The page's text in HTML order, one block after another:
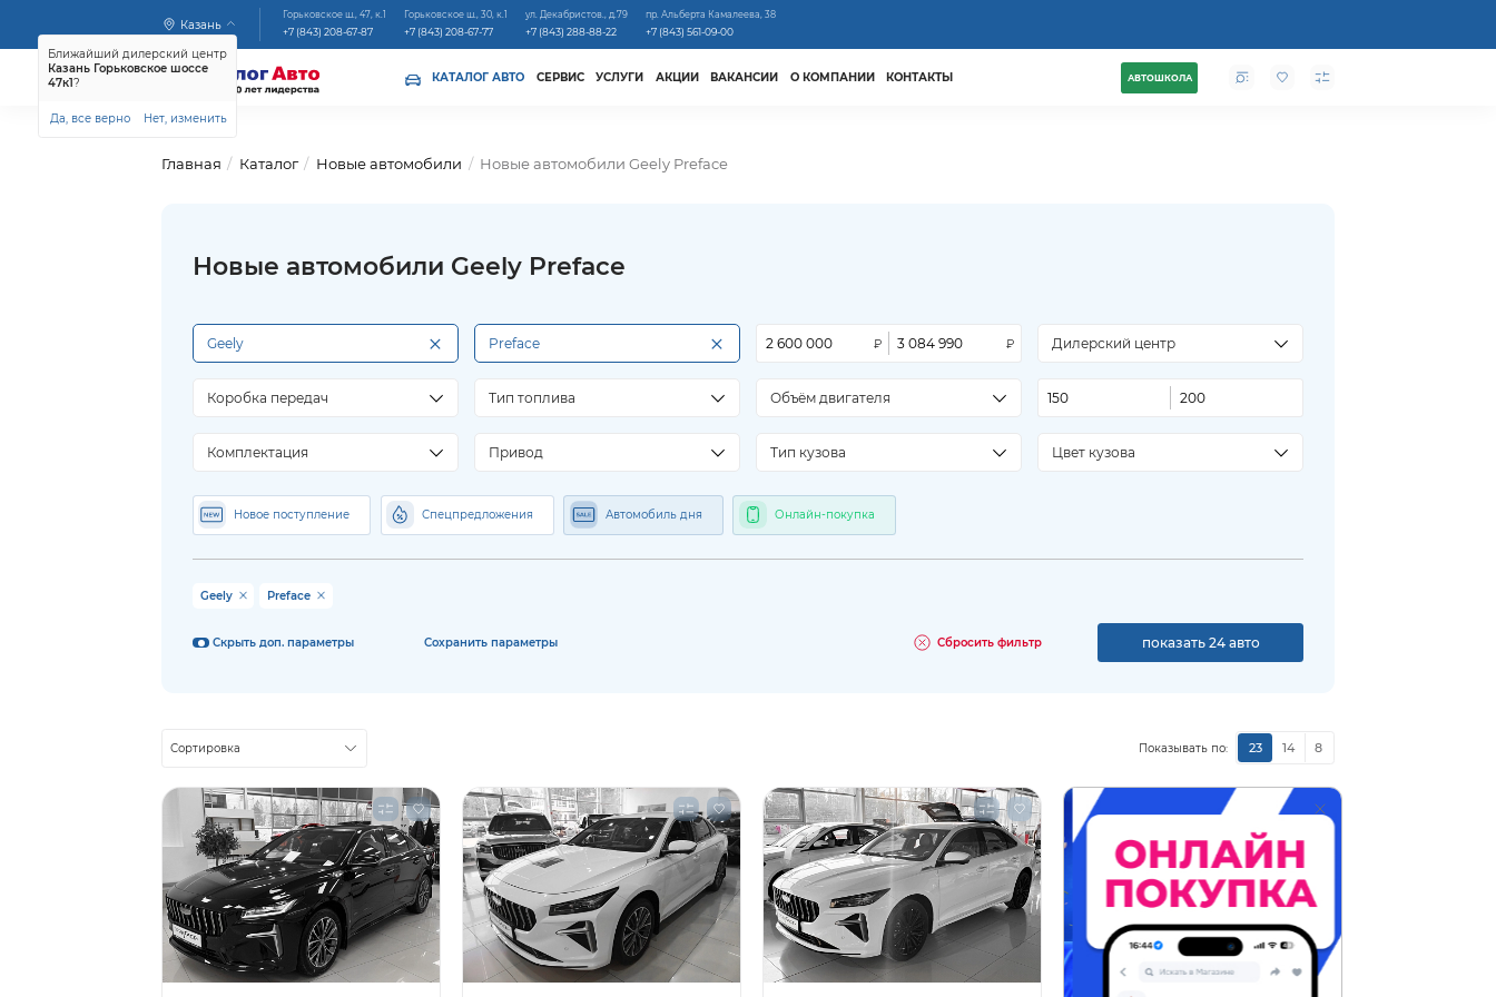
Казань
Ближайший дилерский центр
Казань Горьковское шоссе
47к1?
Да, все верно Нет, изменить
Горьковское ш., 47, к.1
+7 (843) 208-67-87
Горьковское ш., 30, к.1
+7 (843) 208-67-77
ул. Декабристов., д.79
+7 (843) 288-88-22
пр. Альберта Камалеева, 38
+7 (843) 561-09-00
КАТАЛОГ АВТО СЕРВИС УСЛУГИ АКЦИИ ВАКАНСИИ О КОМПАНИИ КОНТАКТЫ АВТОШКОЛА
Главная Каталог Новые автомобили Новые автомобили Geely Preface
Новые автомобили Geely Preface
×
Geely ×
Preface Дилерский центр
Коробка передач Тип топлива Объём двигателя
Комплектация Привод Тип кузова Цвет кузова
Новое поступление Спецпредложения Автомобиль дня Онлайн-покупка
Geely Preface
Скрыть доп. параметры Сохранить параметры Сбросить фильтр показать 24 авто
Сортировка Показывать по: 23 14 8